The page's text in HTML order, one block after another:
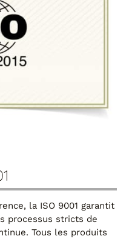
la ISO 9001 garantit
processus stricts de
Tous les produits